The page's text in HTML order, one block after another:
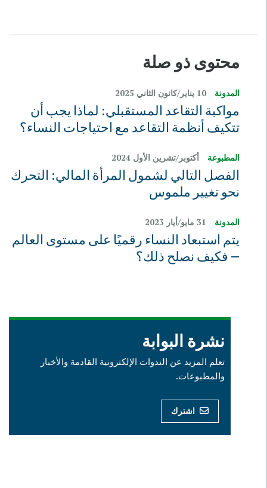
محتوى ذو صلة
المدونة 10 يناير/كانون الثاني 2025
مواكبة التقاعد المستقبلي: لماذا يجب أن
تتكيف أنظمة التقاعد مع احتياجات النساء؟
المطبوعة أكتوبر/تشرين الأول 2024
الفصل التالي لشمول المرأة المالي: التحرك
نحو تغيير ملموس
المدونة
يتم استبعاد النساء رقميًا على مستوى العالم
— فكيف نصلح ذلك؟
نشرة البوابة
تعلم المزيد عن الندوات الإلكترونية القادمة والأخبار
والمطبوعات.
اشترك